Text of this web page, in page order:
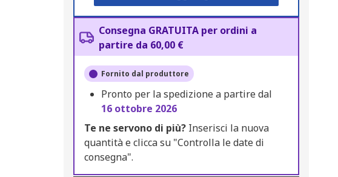
Consegna GRATUITA per ordini a
partire da 60,00 €
Fornito dal produttore
Pronto per la spedizione a partire dal
16 ottobre 2026
Te ne servono di più?Inserisci la nuova
quantità e clicca su "Controlla le date di
consegna".